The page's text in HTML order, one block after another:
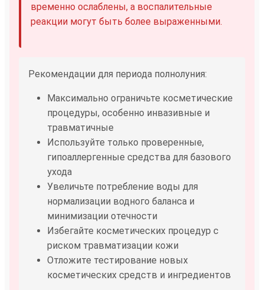
временно ослаблены, а воспалительные
реакции могут быть более выраженными.
Рекомендации для периода полнолуния:
Максимально ограничьте косметические
процедуры, особенно инвазивные и
травматичные
Используйте только проверенные,
гипоаллергенные средства для базового
ухода
Увеличьте потребление воды для
нормализации водного баланса и
минимизации отечности
Избегайте косметических процедур с
риском травматизации кожи
Отложите тестирование новых
косметических средств и ингредиентов